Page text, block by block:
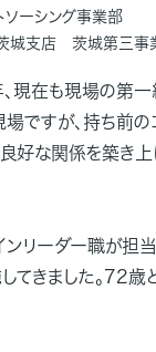
ソーシング事業部
城支店 茨城第三事
在も現場の第一
ですが、持ち前
好な関係を築き
ンリーダー職が担
てきました。72